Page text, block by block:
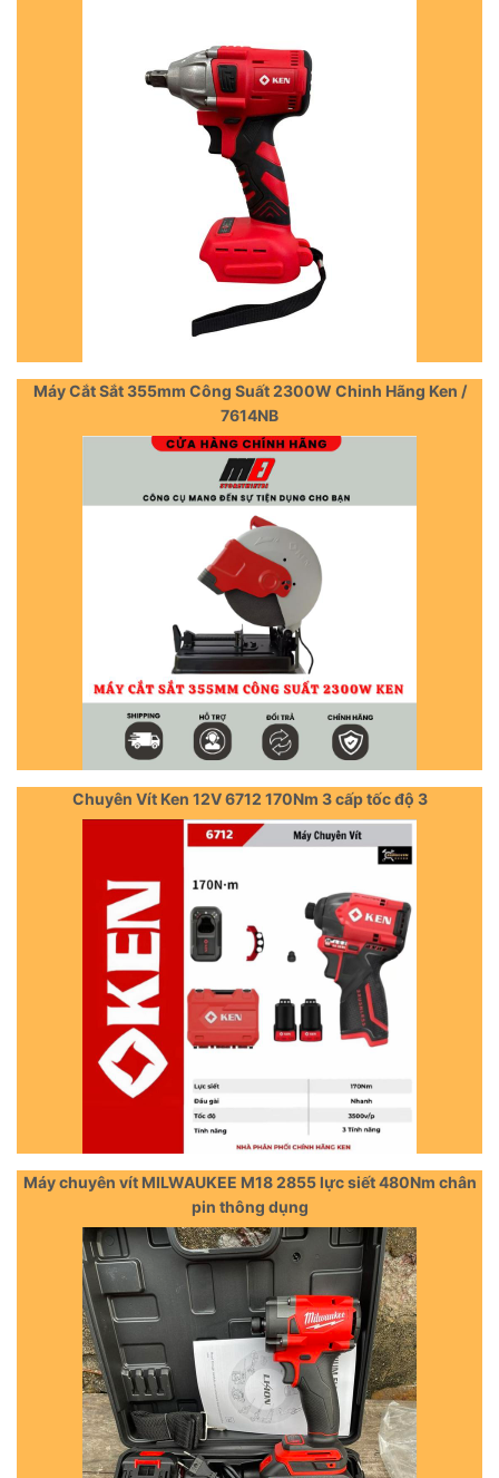
Máy Cắt Sắt 355mm Công Suất 2300W Chinh Hãng Ken /
7614NB
Chuyên Vít Ken 12V 6712 170Nm 3 cấp tốc độ 3
Máy chuyên vít MILWAUKEE M18 2855 lực siết 480Nm chân
pin thông dụng